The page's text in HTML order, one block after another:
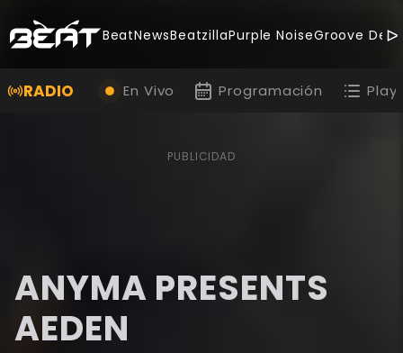
BeatNewsBeatzillaPurple NoiseGroove
RADIO En Vivo Programación
PUBLICIDAD
ANYMA PRESENTS
AEDEN